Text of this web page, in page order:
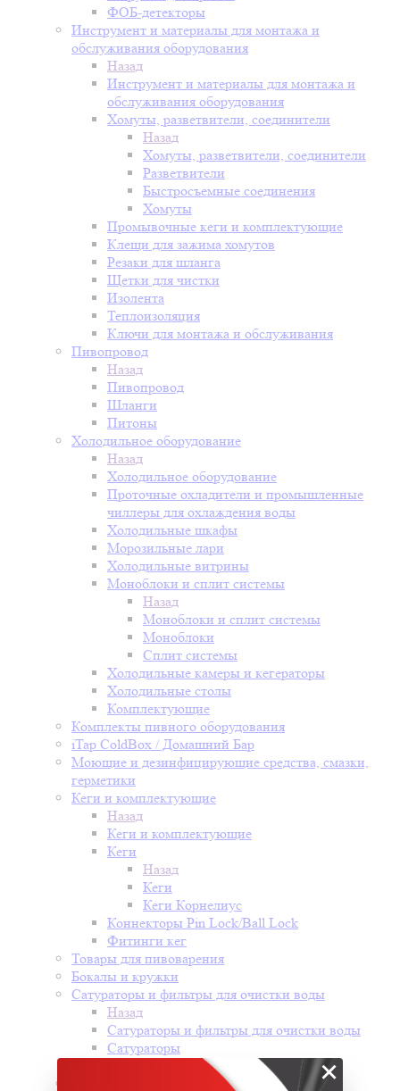
ФОБ-детекторы
Инструмент и материалы для монтажа и
обслуживания оборудования
Назад
Инструмент и материалы для монтажа и
обслуживания оборудования
Хомуты, разветвители, соединители
Назад
Хомуты, разветвители, соединители
Разветвители
Быстросъемные соединения
Хомуты
Промывочные кеги и комплектующие
Клещи для зажима хомутов
Резаки для шланга
Щетки для чистки
Изолента
Теплоизоляция
Ключи для монтажа и обслуживания
Пивопровод
Назад
Пивопровод
Шланги
Питоны
Холодильное оборудование
Назад
Холодильное оборудование
Проточные охладители и промышленные
чиллеры для охлаждения воды
Холодильные шкафы
Морозильные лари
Холодильные витрины
Моноблоки и сплит системы
Назад
Моноблоки и сплит системы
Моноблоки
Сплит системы
Холодильные камеры и кегераторы
Холодильные столы
Комплектующие
Комплекты пивного оборудования
iTap ColdBox / Домашний Бар
Моющие и дезинфицирующие средства, смазки,
герметики
Кеги и комплектующие
Назад
Кеги и комплектующие
Кеги
Назад
Кеги
Кеги Корнелиус
Коннекторы Pin Lock/Ball Lock
Фитинги кег
Товары для пивоварения
Бокалы и кружки
Сатураторы и фильтры для очистки воды
Назад
Сатураторы и фильтры для очистки воды
Сатураторы
Фильтры для воды
×